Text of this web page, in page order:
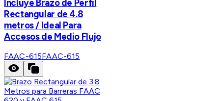
Incluye Brazo de Perfil
Rectangular de 4.8
metros / Ideal Para
Accesos de Medio Flujo
FAAC-615FAAC-615